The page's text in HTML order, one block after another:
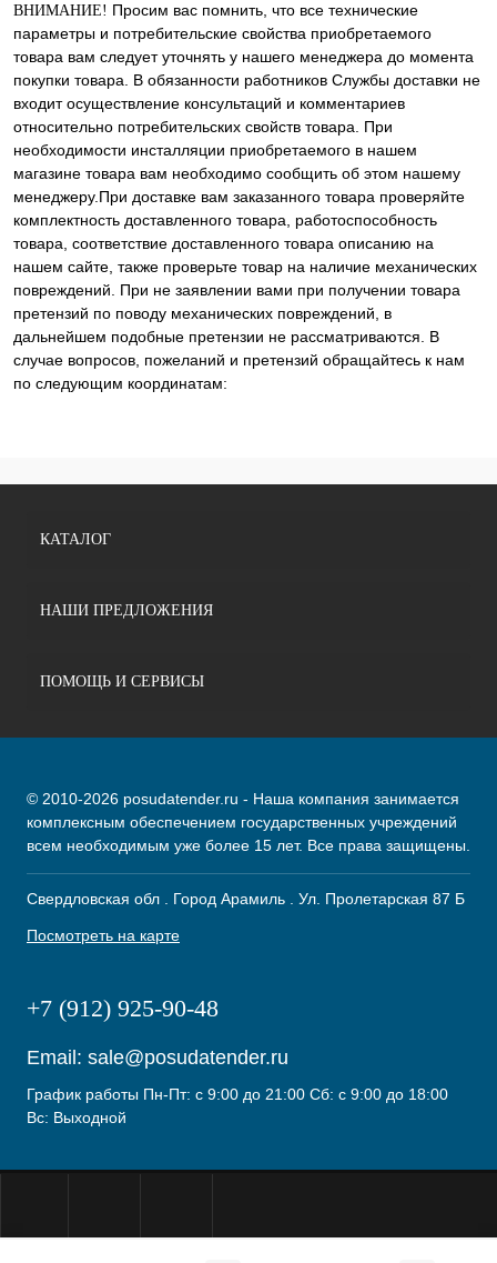
ВНИМАНИЕ! Просим вас помнить, что все технические
параметры и потребительские свойства приобретаемого
товара вам следует уточнять у нашего менеджера до момента
покупки товара. В обязанности работников Службы доставки не
входит осуществление консультаций и комментариев
относительно потребительских свойств товара. При
необходимости инсталляции приобретаемого в нашем
магазине товара вам необходимо сообщить об этом нашему
менеджеру.При доставке вам заказанного товара проверяйте
комплектность доставленного товара, работоспособность
товара, соответствие доставленного товара описанию на
нашем сайте, также проверьте товар на наличие механических
повреждений. При не заявлении вами при получении товара
претензий по поводу механических повреждений, в
дальнейшем подобные претензии не рассматриваются. В
случае вопросов, пожеланий и претензий обращайтесь к нам
по следующим координатам:
КАТАЛОГ
НАШИ ПРЕДЛОЖЕНИЯ
ПОМОЩЬ И СЕРВИСЫ
© 2010-2026 posudatender.ru - Наша компания занимается
комплексным обеспечением государственных учреждений
всем необходимым уже более 15 лет. Все права защищены.
Свердловская обл . Город Арамиль . Ул. Пролетарская 87 Б
Посмотреть на карте
+7 (912) 925-90-48
Email: sale@posudatender.ru
График работы Пн-Пт: с 9:00 до 21:00 Сб: с 9:00 до 18:00
Вс: Выходной